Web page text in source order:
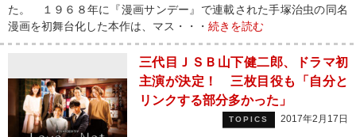
た。 １９６８年に『漫画サンデー』で連載された手塚治虫の同名
漫画を初舞台化した本作は、マス・・・ 続きを読む
三代目ＪＳＢ山下健二郎、ドラマ初
主演が決定！ 三枚目役も「自分と
リンクする部分多かった」
TOPICS 2017年2月17日